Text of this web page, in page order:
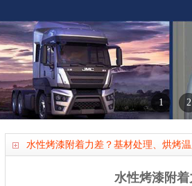
1 2
水性烤漆附着力差？基材处理、烘烤
水性烤漆附